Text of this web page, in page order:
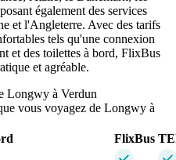
également des services
et l'Angleterre. Avec des tarifs
tels qu'une connexion
et des toilettes à bord, FlixBus
et agréable.
Longwy à Verdun
vous voyagez de Longwy à
FlixBus